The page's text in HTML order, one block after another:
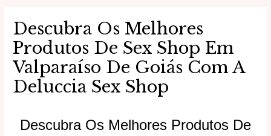
Descubra Os Melhores
Produtos De Sex Shop Em
Valparaíso De Goiás Com A
Deluccia Sex Shop
Descubra Os Melhores Produtos De